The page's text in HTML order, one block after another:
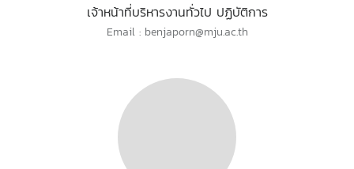
เจ้าหน้าที่บริหารงานทั่วไป ปฏิบัติการ
Email : benjaporn@mju.ac.th